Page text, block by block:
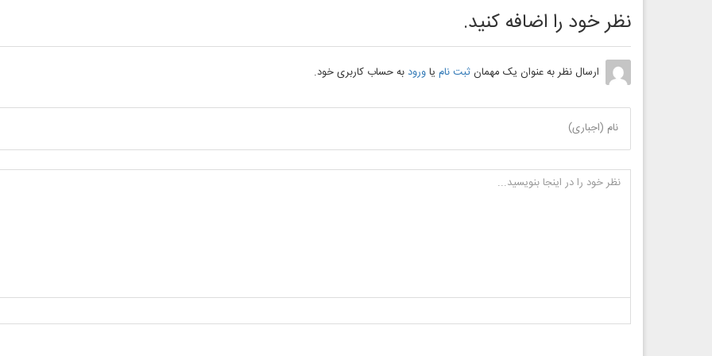
نظر خود را اضافه کنید.
ارسال نظر به عنوان یک مهمانثبت نام یاورودبه حساب کاربری خود.
نام (اجباری)